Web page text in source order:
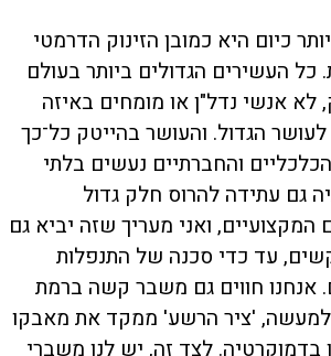
כיום היא כמובן הזינוק הדרמטי
כל העשירים הגדולים ביותר בעולם
לא אנשי נדל"ן או מומחים באיזה
הגדול. והעושר בהייטק כל־כך
והחברתיים נעשים בלתי
גם עתידה להרוס חלק גדול
המקצועיים, ואני מעריך שזה יביא גם
עד כדי סכנה של התנפלות
אנחנו חווים גם משבר קשה ברמת
למעשה, 'ציר הרשע' ממקד את מאבקו